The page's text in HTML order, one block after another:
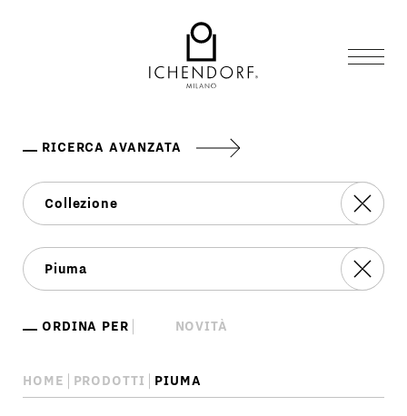
RICERCA AVANZATA
ORDINA PER
HOME PRODOTTI PIUMA